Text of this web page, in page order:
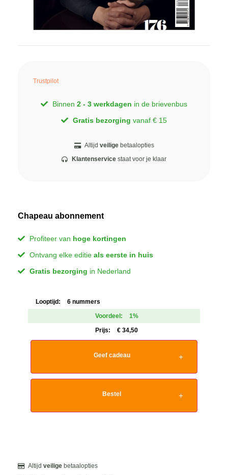
Trustpilot
Binnen 2 - 3 werkdagen in de brievenbus
Gratis bezorging vanaf € 15
Altijd veiligebetaalopties
Klantenservice staat voor je klaar
Chapeau abonnement
Profiteer van hoge kortingen
Ontvang elke editie als eerste in huis
Gratis bezorging in Nederland
Looptijd:
6 nummers
Voordeel:
1%
Prijs:
€ 34,50
Geef cadeau
Bestel
Altijd veilige betaalopties